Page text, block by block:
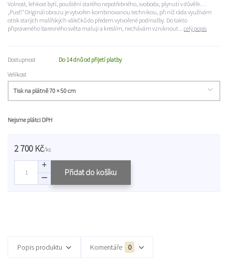
Volnost, lehkost bytí, pouštění starého nepotřebného, svoboda, plynutí v důvěře…
„Pusť!“ Originál obrazu je vytvořen kombinovanou technikou, při níž ráda využívám
otisk starých malířských válečků do předem vytvořené podmalby. Do takto
připraveného barevného světa maluji a kreslím, nechávám vzniknout... celý popis
Dostupnost
Do 14 dnů od přijetí platby
Velikost
Nejsme plátci DPH
2 700 Kč/ks
Přidat do košíku
Popis produktu Komentáře 0